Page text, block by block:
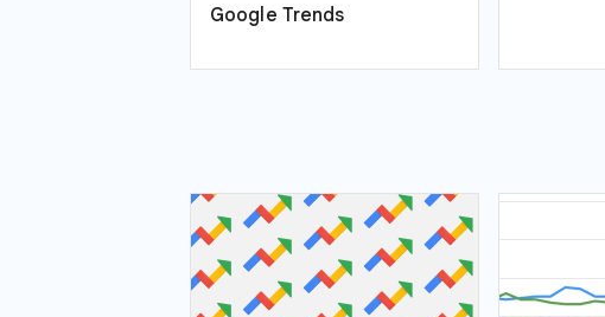
Google Trends